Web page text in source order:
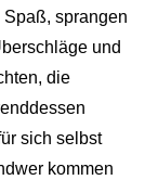
Spaß, sprangen
und
die
sich selbst
kommen